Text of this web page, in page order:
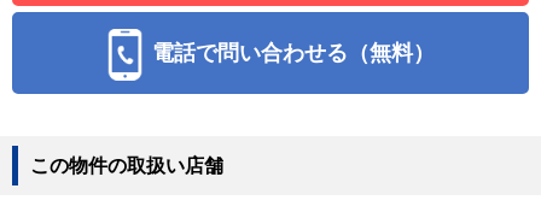
電話で問い合わせる（無料）
この物件の取扱い店舗